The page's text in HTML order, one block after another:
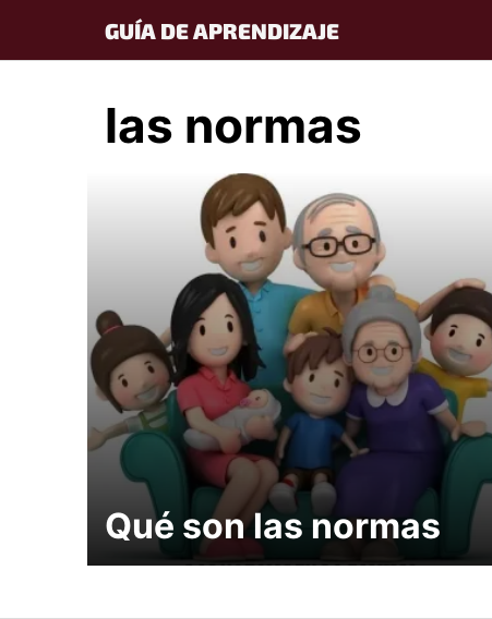
content
GUÍA DE APRENDIZAJE
las normas
Qué son las normas